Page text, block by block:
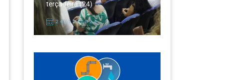
terça-feira (24)
24/12/2024